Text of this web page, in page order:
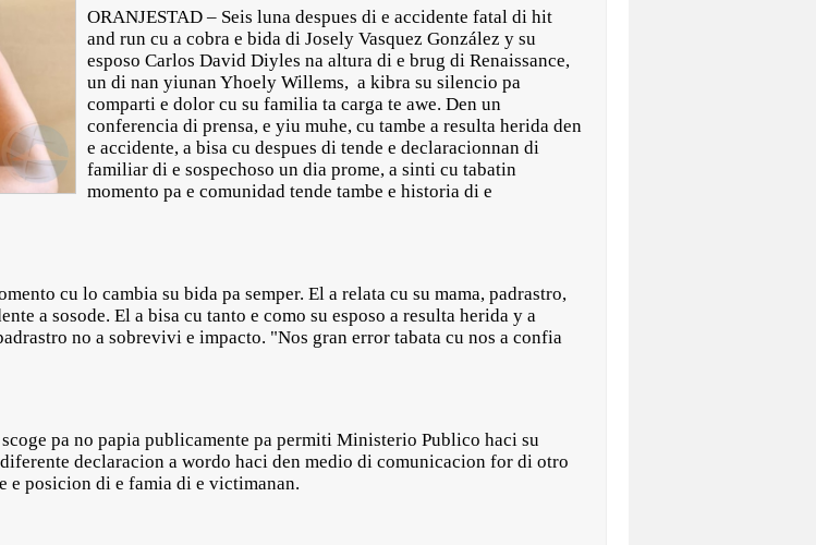
ORANJESTAD – Seis luna despues di e accidente fatal di hit
and run cu a cobra e bida di Josely Vasquez González y su
esposo Carlos David Diyles na altura di e brug di Renaissance,
un di nan yiunan Yhoely Willems, a kibra su silencio pa
comparti e dolor cu su familia ta carga te awe. Den un
conferencia di prensa, e yiu muhe, cu tambe a resulta herida den
e accidente, a bisa cu despues di tende e declaracionnan di
familiar di e sospechoso un dia prome, a sinti cu tabatin
momento pa e comunidad tende tambe e historia di e
cu lo cambia su bida pa semper. El a relata cu su mama, padrastro,
a sosode. El a bisa cu tanto e como su esposo a resulta herida y a
no a sobrevivi e impacto. "Nos gran error tabata cu nos a confia
pa no papia publicamente pa permiti Ministerio Publico haci su
declaracion a wordo haci den medio di comunicacion for di otro
e posicion di e famia di e victimanan.